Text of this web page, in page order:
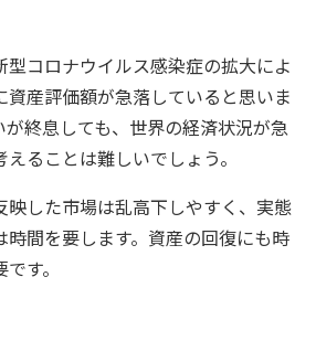
型コロナウイルス感染症の拡大によ
資産評価額が急落していると思いま
が終息しても、世界の経済状況が急
ることは難しいでしょう。
映した市場は乱高下しやすく、実態
間を要します。資産の回復にも時
す。